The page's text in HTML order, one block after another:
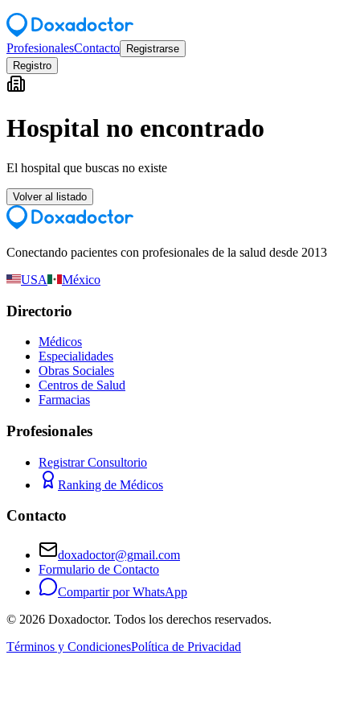
ProfesionalesContacto
Registrarse
Registro
Hospital no encontrado
El hospital que buscas no existe
Volver al listado
Conectando pacientes con profesionales de la salud desde 2013
USA
México
Directorio
Médicos
Especialidades
Obras Sociales
Centros de Salud
Farmacias
Profesionales
Registrar Consultorio
Ranking de Médicos
Contacto
doxadoctor@gmail.com
Formulario de Contacto
Compartir por WhatsApp
© 2026 Doxadoctor. Todos los derechos reservados.
Términos y CondicionesPolítica de Privacidad